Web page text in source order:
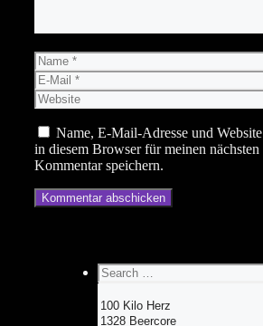
Name
E-
Mail
Website
Name, E-Mail-Adresse und Website
in diesem Browser für meinen nächsten
Kommentar speichern.